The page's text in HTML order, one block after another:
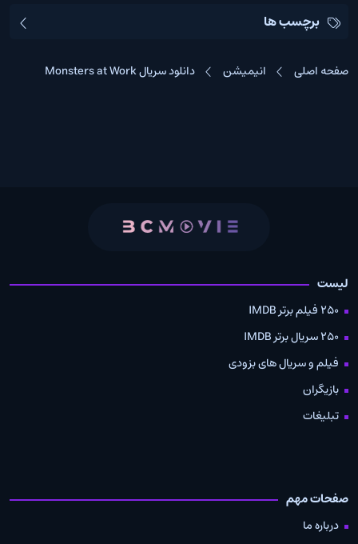
برچسب ها
صفحه اصلی انیمیشن دانلود سریال Monsters at Work
لیست
250 فیلم برتر IMDB
250 سریال برتر IMDB
فیلم و سریال های بزودی
بازیگران
تبلیغات
صفحات مهم
درباره ما